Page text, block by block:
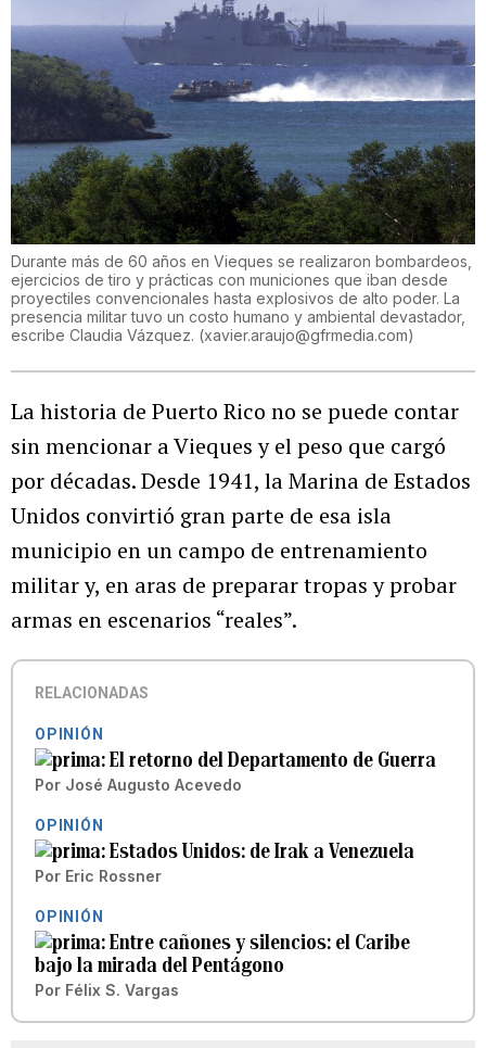
Durante más de 60 años en Vieques se realizaron bombardeos,
ejercicios de tiro y prácticas con municiones que iban desde
proyectiles convencionales hasta explosivos de alto poder. La
presencia militar tuvo un costo humano y ambiental devastador,
escribe Claudia Vázquez. (xavier.araujo@gfrmedia.com)
La historia de Puerto Rico no se puede contar
sin mencionar a Vieques y el peso que cargó
por décadas. Desde 1941, la Marina de Estados
Unidos convirtió gran parte de esa isla
municipio en un campo de entrenamiento
militar y, en aras de preparar tropas y probar
armas en escenarios “reales”.
RELACIONADAS
OPINIÓN
El retorno del Departamento de Guerra
Por José Augusto Acevedo
OPINIÓN
Estados Unidos: de Irak a Venezuela
Por Eric Rossner
OPINIÓN
Entre cañones y silencios: el Caribe
bajo la mirada del Pentágono
Por Félix S. Vargas